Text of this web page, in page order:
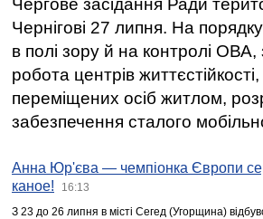
Чергове засідання Ради
Чернігові 27 липня. На
в полі зору й на контролі ОВА,
робота центрів
переміщених осіб житлом,
забезпечення сталого
Анна Юр'єва — чемпіонка Європи
каное!
16:13
З 23 до 26 липня в місті Сегед (Угорщина)